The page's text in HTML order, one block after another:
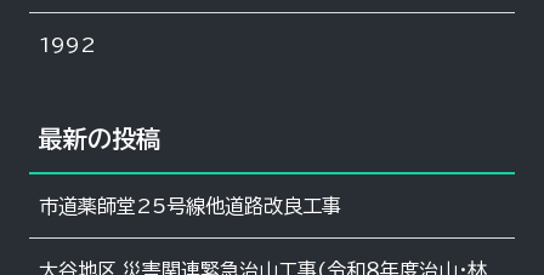
1992
最新の投稿
市道薬師堂25号線他道路改良工事
大谷地区 災害関連緊急治山工事(令和８年度治山・林